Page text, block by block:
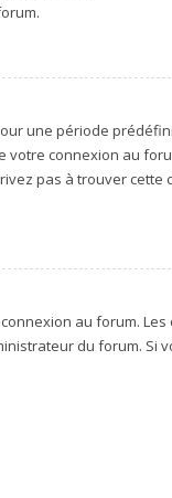
une période
connexion au
pas à trouver cette
au forum.
du forum. Si